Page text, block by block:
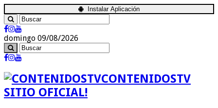
Instalar Aplicación
domingo 09/08/2026
CONTENIDOSTV
SITIO OFICIAL!